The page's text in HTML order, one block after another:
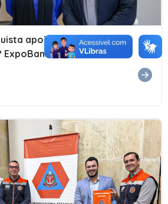
apoio do Governo do
ExpoBanana